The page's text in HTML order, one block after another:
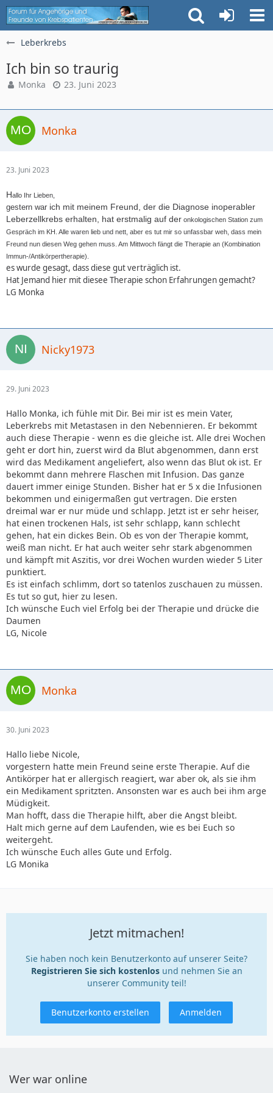
Leberkrebs
Ich bin so traurig
Monka 23. Juni 2023
Monka
23. Juni 2023
Hallo Ihr Lieben,
gestern war ich mit meinem Freund, der die Diagnose inoperabler
Leberzellkrebs erhalten, hat erstmalig auf der onkologischen Station zum
Gespräch im KH. Alle waren lieb und nett, aber es tut mir so unfassbar weh, dass mein
Freund nun diesen Weg gehen muss. Am Mittwoch fängt die Therapie an (Kombination
Immun-/Antikörpertherapie).
es wurde gesagt, dass diese gut verträglich ist.
Hat Jemand hier mit diesee Therapie schon Erfahrungen gemacht?
LG Monka
Nicky1973
29. Juni 2023
Hallo Monka, ich fühle mit Dir. Bei mir ist es mein Vater,
Leberkrebs mit Metastasen in den Nebennieren. Er bekommt
auch diese Therapie - wenn es die gleiche ist. Alle drei Wochen
geht er dort hin, zuerst wird da Blut abgenommen, dann erst
wird das Medikament angeliefert, also wenn das Blut ok ist. Er
bekommt dann mehrere Flaschen mit Infusion. Das ganze
dauert immer einige Stunden. Bisher hat er 5 x die Infusionen
bekommen und einigermaßen gut vertragen. Die ersten
dreimal war er nur müde und schlapp. Jetzt ist er sehr heiser,
hat einen trockenen Hals, ist sehr schlapp, kann schlecht
gehen, hat ein dickes Bein. Ob es von der Therapie kommt,
weiß man nicht. Er hat auch weiter sehr stark abgenommen
und kämpft mit Aszitis, vor drei Wochen wurden wieder 5 Liter
punktiert.
Es ist einfach schlimm, dort so tatenlos zuschauen zu müssen.
Es tut so gut, hier zu lesen.
Ich wünsche Euch viel Erfolg bei der Therapie und drücke die
Daumen
LG, Nicole
Monka
30. Juni 2023
Hallo liebe Nicole,
vorgestern hatte mein Freund seine erste Therapie. Auf die
Antikörper hat er allergisch reagiert, war aber ok, als sie ihm
ein Medikament spritzten. Ansonsten war es auch bei ihm arge
Müdigkeit.
Man hofft, dass die Therapie hilft, aber die Angst bleibt.
Halt mich gerne auf dem Laufenden, wie es bei Euch so
weitergeht.
Ich wünsche Euch alles Gute und Erfolg.
LG Monika
Jetzt mitmachen!
Sie haben noch kein Benutzerkonto auf unserer Seite?
Registrieren Sie sich kostenlosund nehmen Sie an
unserer Community teil!
Benutzerkonto erstellen Anmelden
Wer war online